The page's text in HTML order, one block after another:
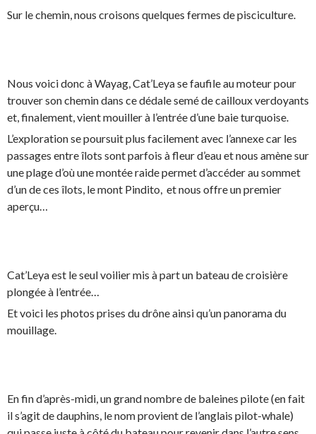
Sur le chemin, nous croisons quelques fermes de pisciculture.
Nous voici donc à Wayag, Cat’Leya se faufile au moteur pour
trouver son chemin dans ce dédale semé de cailloux verdoyants
et, finalement, vient mouiller à l’entrée d’une baie turquoise.
L’exploration se poursuit plus facilement avec l’annexe car les
passages entre îlots sont parfois à fleur d’eau et nous amène sur
une plage d’où une montée raide permet d’accéder au sommet
d’un de ces îlots, le mont Pindito, et nous offre un premier
aperçu…
Cat’Leya est le seul voilier mis à part un bateau de croisière
plongée à l’entrée…
Et voici les photos prises du drône ainsi qu’un panorama du
mouillage.
En fin d’après-midi, un grand nombre de baleines pilote (en fait
il s’agit de dauphins, le nom provient de l’anglais pilot-whale)